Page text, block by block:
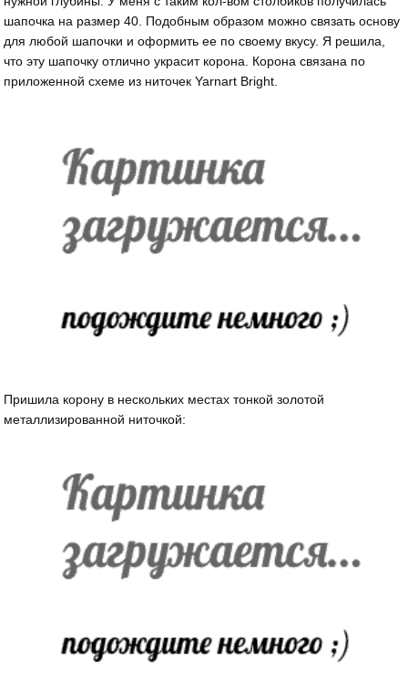
шапочка на размер 40. Подобным образом можно связать основу
для любой шапочки и оформить ее по своему вкусу. Я решила,
что эту шапочку отлично украсит корона. Корона связана по
приложенной схеме из ниточек Yarnart Bright.
Пришила корону в нескольких местах тонкой золотой
металлизированной ниточкой: